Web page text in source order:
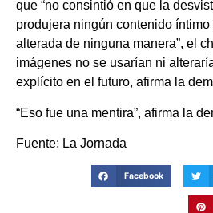
que “no consintió en que la
produjera ningún contenido
alterada de ninguna manera”, el
imágenes no se usarían ni
explícito en el futuro, afirma la
“Eso fue una mentira”, afirma la
Fuente: La Jornada
Facebook